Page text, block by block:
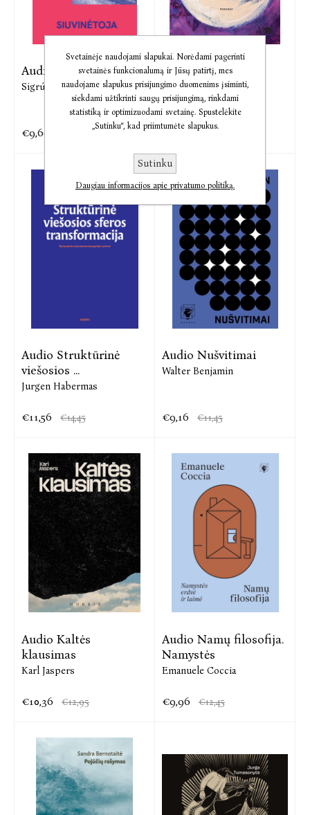
Audio Siuvinėtoja
Sigrún Pálsdóttir
€9,60
Audio Pelynas,
mirkytas acetone
Andrius Pulkauninkas
€8,00 €10,00
Audio Struktūrinė
viešosios ...
Jurgen Habermas
€11,56 €14,45
Audio Nušvitimai
Walter Benjamin
€9,16 €11,45
Audio Kaltės
klausimas
Karl Jaspers
€10,36 €12,95
Audio Namų filosofija.
Namystės
Emanuele Coccia
€9,96 €12,45
Svetainėje naudojami slapukai. Norėdami pagerinti
svetainės funkcionalumą ir Jūsų patirtį, mes
naudojame slapukus prisijungimo duomenims įsiminti,
siekdami užtikrinti saugų prisijungimą, rinkdami
statistiką ir optimizuodami svetainę. Spustelėkite
„Sutinku“, kad priimtumėte slapukus.
Sutinku
Daugiau informacijos apie privatumo politiką.